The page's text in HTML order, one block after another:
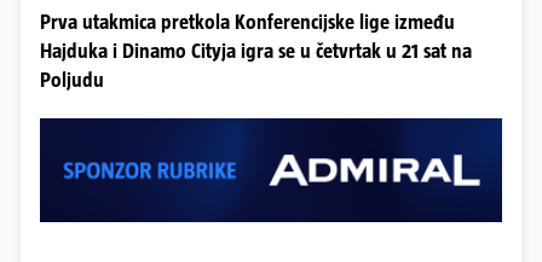
Prva utakmica pretkola Konferencijske lige između
Hajduka i Dinamo Cityja igra se u četvrtak u 21 sat na
Poljudu